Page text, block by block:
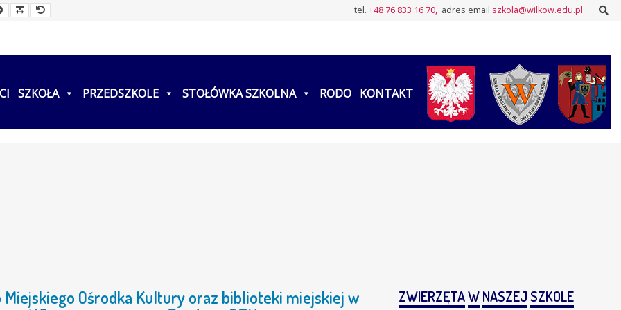
Larger
Font
Readable
Font
Default
Font tel. +48 76 833 16 70, adres email szkola@wilkow.edu.pl
SZKOŁA PRZEDSZKOLE STOŁÓWKA SZKOLNA RODO KONTAKT
Miejskiego Ośrodka Kultury oraz biblioteki miejskiej w
ZWIERZĘTAWNASZEJSZKOLE